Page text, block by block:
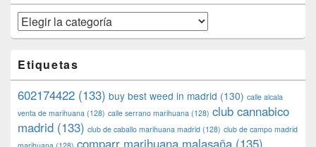
Categorías
Etiquetas
602174422 (133) buy best weed in madrid (130) calle alcala
venta de marihuana (128) calle serrano marihuana (128) club cannabico
madrid (133) club de caballo marihuana madrid (128) club de campo madrid